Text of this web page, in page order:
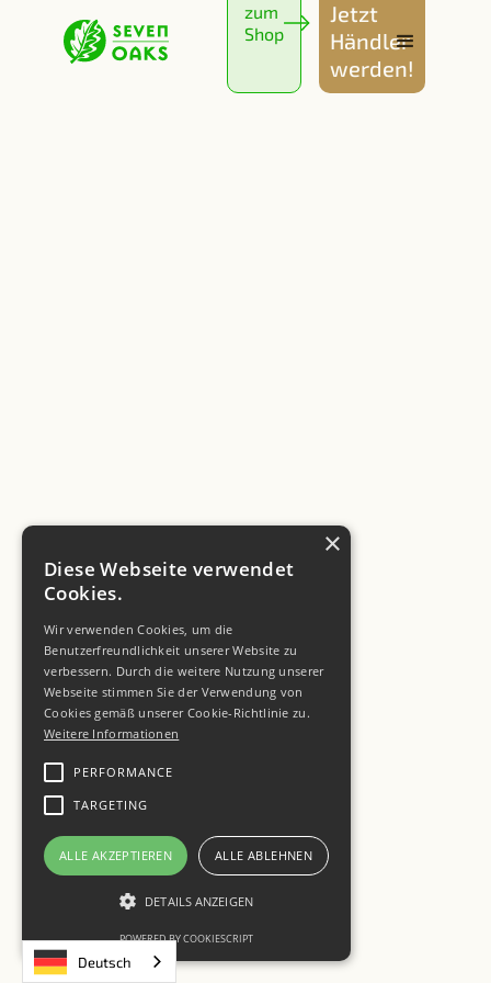
zum
Shop
Jetzt
Händler
werden!
×
Diese Webseite verwendet
Cookies.
Wir verwenden Cookies, um die
Benutzerfreundlichkeit unserer Website zu
verbessern. Durch die weitere Nutzung unserer
Webseite stimmen Sie der Verwendung von
Cookies gemäß unserer Cookie-Richtlinie zu.
Weitere Informationen
PERFORMANCE
TARGETING
ALLE AKZEPTIEREN ALLE ABLEHNEN
DETAILS ANZEIGEN
POWERED BY COOKIESCRIPT
Deutsch